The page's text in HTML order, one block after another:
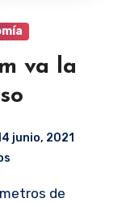
va la
junio, 2021